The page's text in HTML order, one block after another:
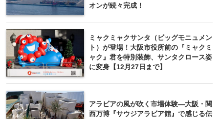
オンが続々完成！
ミャクミャクサンタ（ビッグモニュメン
ト）が登場！大阪市役所前の『ミャクミ
ャク』君を特別装飾、サンタクロース姿
に変身【12月27日まで】
アラビアの風が吹く市場体験—大阪・関
西万博『サウジアラビア館』で感じる伝